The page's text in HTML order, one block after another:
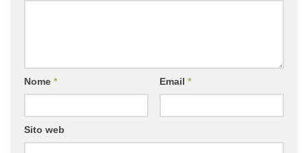
Nome * Email *
Sito web